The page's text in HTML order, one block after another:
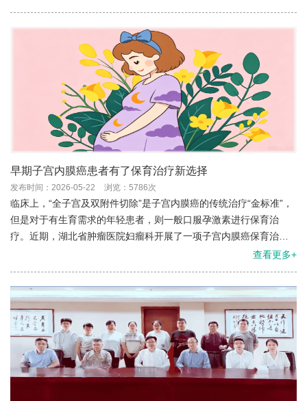
早期子宫内膜癌患者有了保育治疗新选择
发布时间：2026-05-22 浏览：5786次
临床上，“全子宫及双附件切除”是子宫内膜癌的传统治疗“金标准”，
但是对于有生育需求的年轻患者，则一般口服孕激素进行保育治
疗。近期，湖北省肿瘤医院妇瘤科开展了一项子宫内膜癌保育治疗
查看更多+